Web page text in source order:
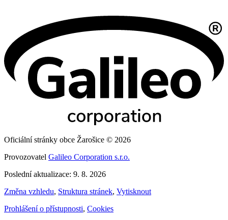
Oficiální stránky obce Žarošice © 2026
Provozovatel Galileo Corporation s.r.o.
Poslední aktualizace: 9. 8. 2026
Změna vzhledu, Struktura stránek, Vytisknout
Prohlášení o přístupnosti, Cookies